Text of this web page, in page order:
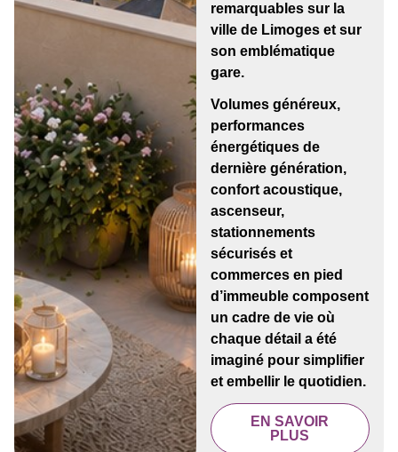
remarquables sur la
ville de Limoges et sur
son emblématique
gare.
Volumes généreux,
performances
énergétiques de
dernière génération,
confort acoustique,
ascenseur,
stationnements
sécurisés et
commerces en pied
d’immeuble composent
un cadre de vie où
chaque détail a été
imaginé pour simplifier
et embellir le quotidien.
EN SAVOIR
PLUS